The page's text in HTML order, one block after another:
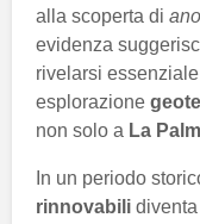
alla scoperta di
evidenza
rivelarsi
esplorazione
non solo a La
In un periodo
rinnovabili